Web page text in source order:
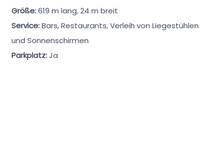
Größe:619 m lang, 24 m breit
Service:Bars, Restaurants, Verleih von Liegestühlen
und Sonnenschirmen
Parkplatz:Ja